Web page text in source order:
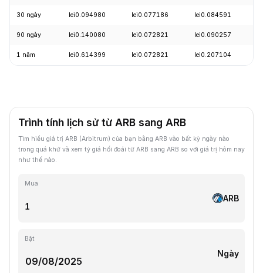
30 ngày lei0.094980 lei0.077186 lei0.084591
90 ngày lei0.140080 lei0.072821 lei0.090257
1 năm lei0.614399 lei0.072821 lei0.207104
Trình tính lịch sử từ ARB sang ARB
Tìm hiểu giá trị ARB (Arbitrum) của bạn bằng ARB vào bất kỳ ngày nào
trong quá khứ và xem tỷ giá hối đoái từ ARB sang ARB so với giá trị hôm nay
như thế nào.
Mua
ARB
Bật
Ngày